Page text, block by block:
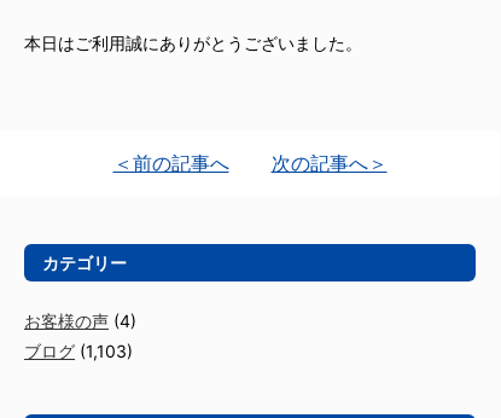
本日はご利用誠にありがとうございました。
＜前の記事へ 次の記事へ＞
カテゴリー
お客様の声 (4)
ブログ (1,103)